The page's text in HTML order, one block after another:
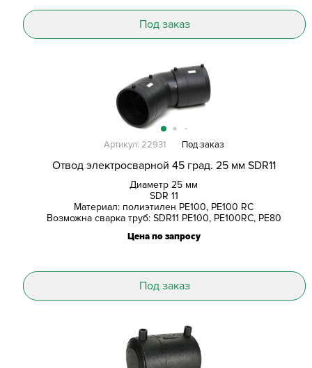
Под заказ
Отвод электросварной 45 град. 25 мм SDR11
Диаметр 25 мм
SDR 11
Материал: полиэтилен PE100, PE100 RC
Возможна сварка труб: SDR11 PE100, PE100RC, PE80
Артикул: 22931 Под заказ
Цена по запросу
Под заказ